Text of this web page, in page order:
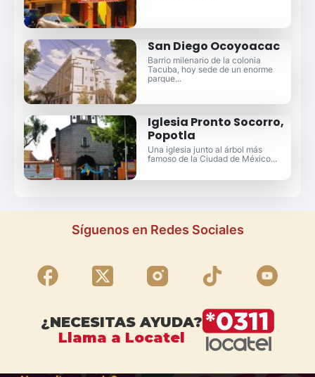
San Diego Ocoyoacac
Barrio milenario de la colonia
Tacuba, hoy sede de un enorme
parque...
Iglesia Pronto Socorro,
Popotla
Una iglesia junto al árbol más
famoso de la Ciudad de México...
Síguenos en Redes Sociales
¿NECESITAS AYUDA?
Llama a Locatel